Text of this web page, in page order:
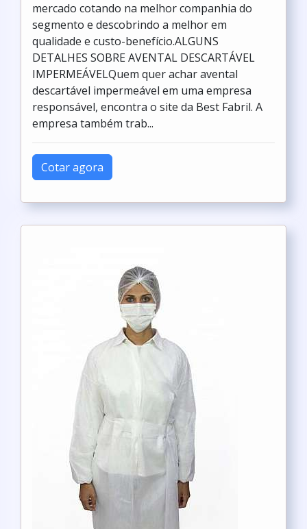
mercado cotando na melhor companhia do
segmento e descobrindo a melhor em
qualidade e custo-benefício.ALGUNS
DETALHES SOBRE AVENTAL DESCARTÁVEL
IMPERMEÁVELQuem quer achar avental
descartável impermeável em uma empresa
responsável, encontra o site da Best Fabril. A
empresa também trab...
Cotar agora